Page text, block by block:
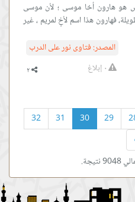
هو هارون أخا موسى ؛ لأن موسى
فهارون هذا اسم لأخٍ لمريم ، غير
المصدر:فتاوى نور على الدرب
٠ إبلاغ
29
30
31
32